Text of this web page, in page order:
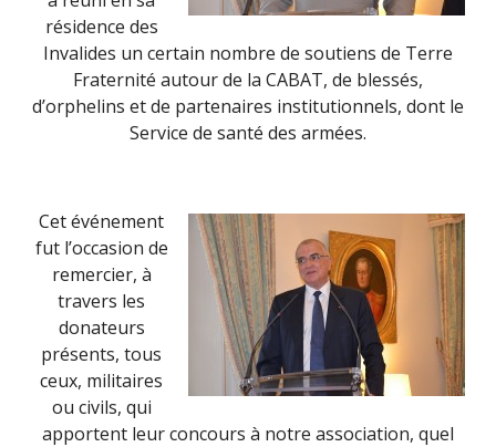
résidence des
Invalides un certain nombre de soutiens de Terre
Fraternité autour de la CABAT, de blessés,
d’orphelins et de partenaires institutionnels, dont le
Service de santé des armées.
Cet événement
fut l’occasion de
remercier, à
travers les
donateurs
présents, tous
ceux, militaires
ou civils, qui
apportent leur concours à notre association, quel